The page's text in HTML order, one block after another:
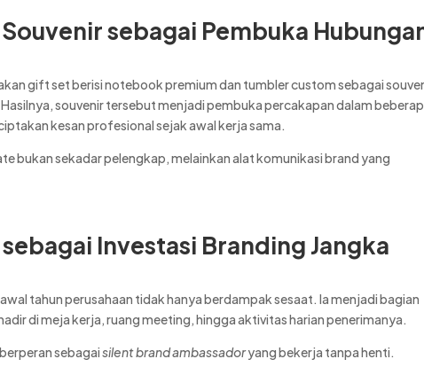
sebagai Pembuka
gift set berisi notebook premium dan tumbler custom sebagai
souvenir tersebut menjadi pembuka percakapan dalam
kesan profesional sejak awal kerja sama.
bukan sekadar pelengkap, melainkan alat komunikasi brand yang
Investasi Branding Jangka
tahun perusahaan tidak hanya berdampak sesaat. Ia menjadi bagian
di meja kerja, ruang meeting, hingga aktivitas harian penerimanya.
sebagaisilent brand ambassadoryang bekerja tanpa henti.